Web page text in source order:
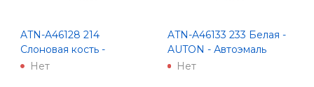
ATN-A46128 214
Слоновая кость -
Автоэмаль-аэрозоль
Нет
ATN-A46133 233 Белая -
AUTON - Автоэмаль
алкидная - Аэрозоль 520
Нет